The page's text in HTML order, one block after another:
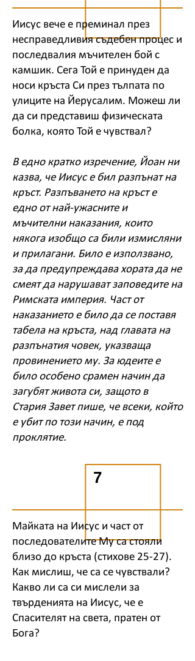
Иисус вече е преминал през
несправедливия съдебен процес и
последвалия мъчителен бой с
камшик. Сега Той е принуден да
носи кръста Си през тълпата по
улиците на Йерусалим. Можеш ли
да си представиш физическата
болка, която Той е чувствал?
В едно кратко изречение, Йоан ни
казва, че Иисус е бил разпънат на
кръст. Разпъването на кръст е
едно от най-ужасните и
мъчителни наказания, които
някога изобщо са били измисляни
и прилагани. Било е използвано,
за да предупреждава хората да не
смеят да нарушават заповедите на
Римската империя. Част от
наказанието е било да се поставя
табела на кръста, над главата на
разпънатия човек, указваща
провинението му. За юдеите е
било особено срамен начин да
загубят живота си, защото в
Стария Завет пише, че всеки, който
е убит по този начин, е под
проклятие.
7
Майката на Иисус и част от
последователите Му са стояли
близо до кръста (стихове 25-27).
Как мислиш, че са се чувствали?
Какво ли са си мислели за
твърденията на Иисус, че е
Спасителят на света, пратен от
Бога?